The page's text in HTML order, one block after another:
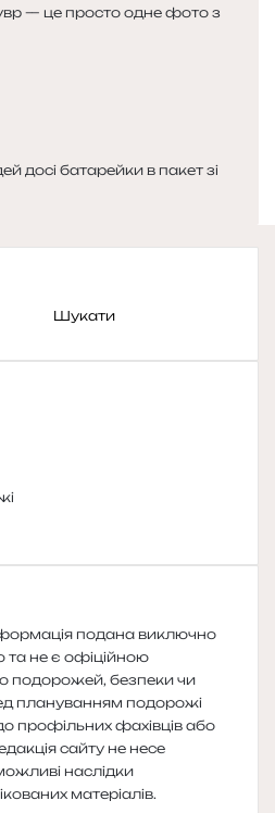
— це просто одне фото з
досі батарейки в пакет зі
подана виключно
не є офіційною
подорожей, безпеки чи
плануванням подорожі
профільних фахівців або
сайту не несе
наслідки
матеріалів.